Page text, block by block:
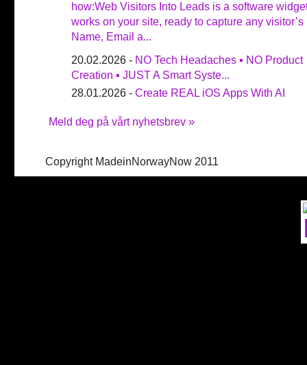
how:Web Visitors Into Leads is a software
works on your site, ready to capture any visitor’s
Name, Email a...
20.02.2026 - NO Tech Headaches ▪ NO Product
Creation ▪ JUST A Smart Syste...
28.01.2026 - Create REAL iOS Apps With AI
Meld deg på vårt nyhetsbrev »
Copyright MadeinNorwayNow 2011